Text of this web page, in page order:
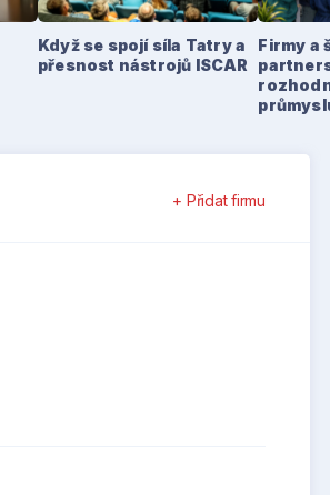
Když se spojí síla Tatry a
přesnost nástrojů ISCAR
Firmy a
+ Přidat firmu